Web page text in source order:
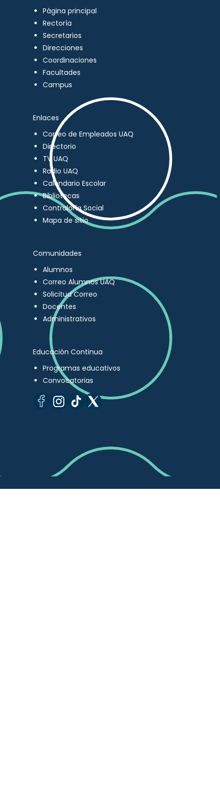
Página principal
Rectoría
Secretarios
Direcciones
Coordinaciones
Facultades
Campus
Enlaces
Correo de Empleados UAQ
Directorio
TV UAQ
Radio UAQ
Calendario Escolar
Bibliotecas
Contraloría Social
Mapa de sitio
Comunidades
Alumnos
Correo Alumnos UAQ
Solicitud Correo
Docentes
Administrativos
Educación Continua
Programas educativos
Convocatorias